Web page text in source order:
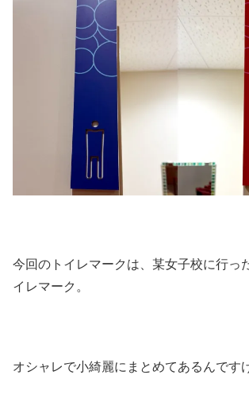
今回のトイレマークは、某女子校に行っ
イレマーク。
オシャレで小綺麗にまとめてあるんです